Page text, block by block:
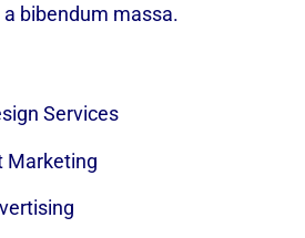
bibendum massa.
Services
Marketing